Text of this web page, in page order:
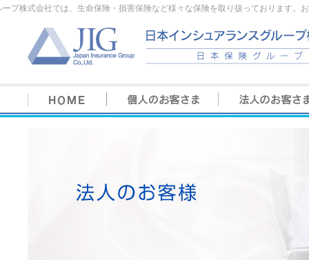
プ株式会社では、生命保険・損害保険など様々な保険を取り扱っております。